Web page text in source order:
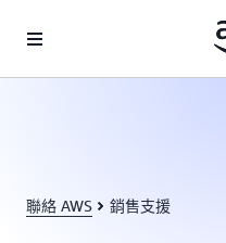
聯絡 AWS 銷售支援